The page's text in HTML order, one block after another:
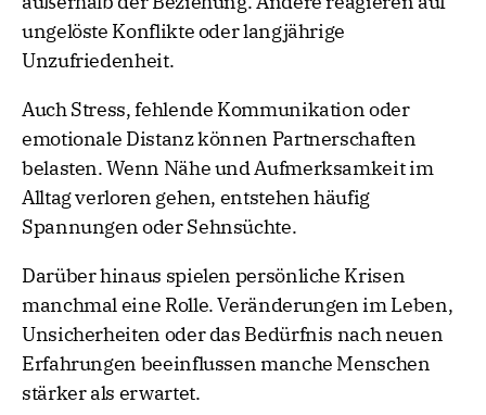
ungelöste Konflikte oder langjährige
Unzufriedenheit.
Auch Stress, fehlende Kommunikation oder
emotionale Distanz können Partnerschaften
belasten. Wenn Nähe und Aufmerksamkeit im
Alltag verloren gehen, entstehen häufig
Spannungen oder Sehnsüchte.
Darüber hinaus spielen persönliche Krisen
manchmal eine Rolle. Veränderungen im Leben,
Unsicherheiten oder das Bedürfnis nach neuen
Erfahrungen beeinflussen manche Menschen
stärker als erwartet.